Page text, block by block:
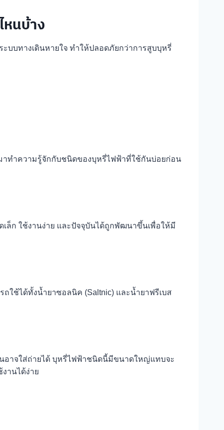
หนบ้าง
บบทางเดินหายใจ ทำให้ปลอดภัยกว่าการสูบบุหรี่
าทำความรู้จักกับชนิดของบุหรี่ไฟฟ้าที่ใช้กันบ่อยก่อน
ล็ก ใช้งานง่าย และปัจจุบันได้ถูกพัฒนาขึ้นเพื่อให้มี
ถใช้ได้ทั้งน้ำยาซอลนิค (Saltnic) และน้ำยาฟรีเบส
นอาจใส่ถ่ายได้ บุหรี่ไฟฟ้าชนิดนี้มีขนาดใหญ่แทบจะ
านได้ง่าย